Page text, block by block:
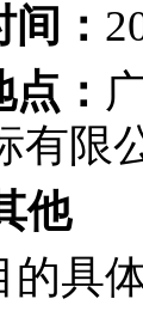
：
：
有限
他
的具